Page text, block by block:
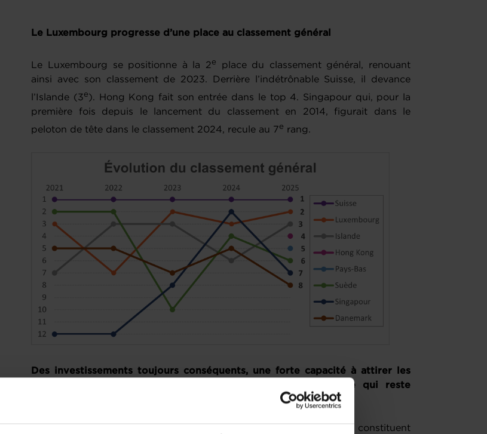
Le Luxembourg progresse d’une place au classement général
Le Luxembourg se positionne à la 2e
place du classement général, renouant
ainsi avec son classement de 2023. Derrière l’indétrônable Suisse, il devance
l’Islande (3e ). Hong Kong fait son entrée dans le top 4. Singapour qui, pour la
première fois depuis le lancement du classement en 2014, figurait dans le
peloton de tête dans le classement 2024, recule au 7 e rang.
Des investissements toujours conséquents, une forte capacité à attirer les
talents étrangers, mais une disponibilité de la main-d’œuvre qui reste
Depuis 2019, les évolutions du Grand-Duché dans les trois piliers qui constituent